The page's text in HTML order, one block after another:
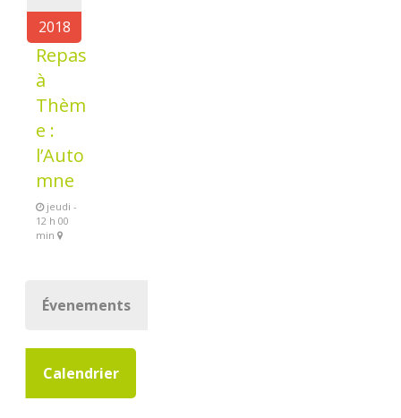
2018
Repas
à
Thèm
e :
l’Auto
mne
jeudi -
12 h 00
min
Évenements
Calendrier